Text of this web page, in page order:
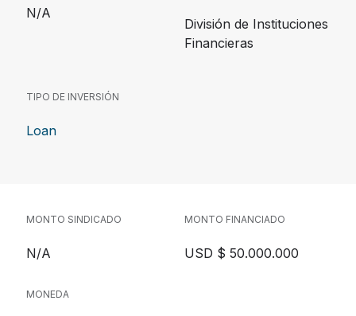
N/A
División de Instituciones
Financieras
TIPO DE INVERSIÓN
Loan
MONTO SINDICADO
N/A
MONTO FINANCIADO
USD $ 50.000.000
MONEDA